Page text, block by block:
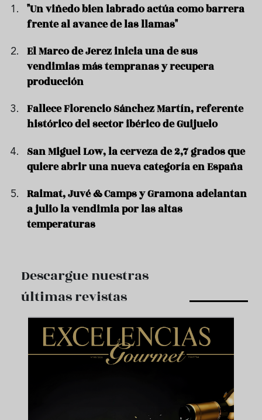
"Un viñedo bien labrado actúa como barrera
frente al avance de las llamas"
El Marco de Jerez inicia una de sus
vendimias más tempranas y recupera
producción
Fallece Florencio Sánchez Martín, referente
histórico del sector ibérico de Guijuelo
San Miguel Low, la cerveza de 2,7 grados que
quiere abrir una nueva categoría en España
Raimat, Juvé & Camps y Gramona adelantan
a julio la vendimia por las altas
temperaturas
Descargue nuestras
últimas revistas